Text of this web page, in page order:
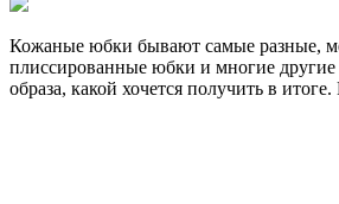
Кожаные юбки бывают самые разные,
плиссированные юбки и многие
образа, какой хочется получить в